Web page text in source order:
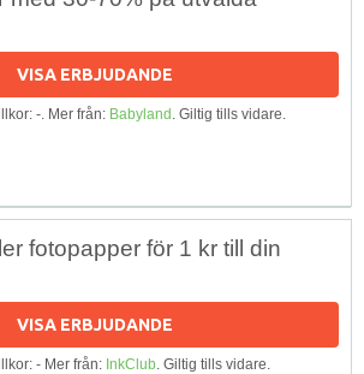
VISA ERBJUDANDE
-. Mer från: Babyland. Giltig tills vidare.
fotopapper för 1 kr till din
VISA ERBJUDANDE
- Mer från: InkClub. Giltig tills vidare.